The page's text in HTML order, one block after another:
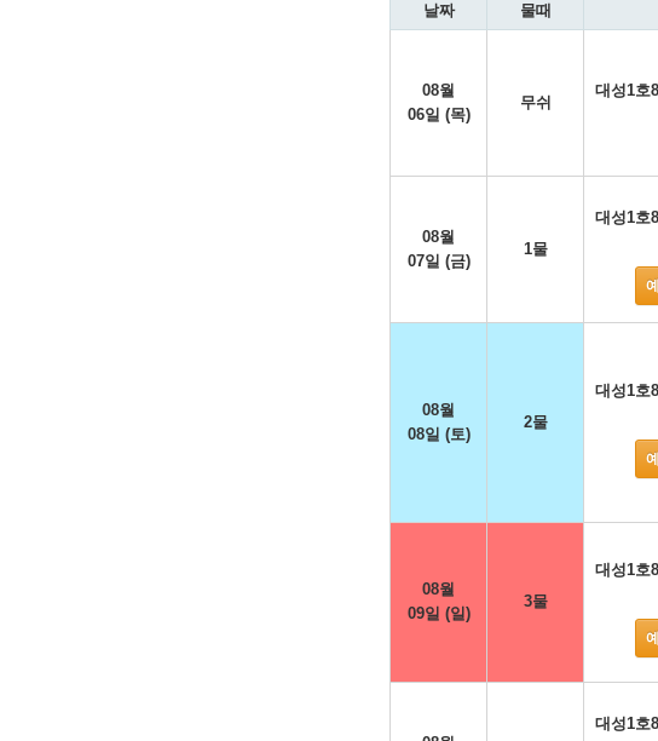
날짜 물때
08월
06일 (목)
무쉬
대성1호
08월
07일 (금)
1물
대성1호
08월
08일 (토)
2물
대성1호
08월
09일 (일)
3물
대성1호
대성1호